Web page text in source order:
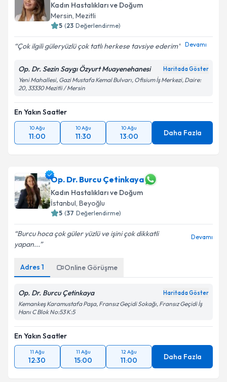
Kadın Hastalıkları ve Doğum
Mersin, Mezitli
5 (23 Değerlendirme)
Çok ilgili güleryüzlü çok tatlı herkese tavsiye ederim Devamı
Op. Dr. Sezin Saygı Özyurt Muayenehanesi Haritada Göster
Yeni Mahallesi, Gazi Mustafa Kemal Bulvarı, Ofisium İş Merkezi, Daire:
20, 33330 Mezitli / Mersin
En Yakın Saatler
10 Ağu
11:00
10 Ağu
11:30
10 Ağu
13:00 Daha Fazla
Op. Dr. Burcu Çetinkaya
Kadın Hastalıkları ve Doğum
İstanbul, Beyoğlu
5 (37 Değerlendirme)
Burcu hoca çok güler yüzlü ve işini çok dikkatli
yapan...
Devamı
Adres 1 Online Görüşme
Op. Dr. Burcu Çetinkaya Haritada Göster
Kemankeş Karamustafa Paşa, Fransız Geçidi Sokağı, Fransız Geçidi İş
Hanı C Blok No:53 K:5
En Yakın Saatler
11 Ağu
12:30
11 Ağu
15:00
12 Ağu
11:00 Daha Fazla